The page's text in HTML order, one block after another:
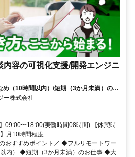
内容の可視化支援/開発エンジニ
め（10時間以内）/短期（3か月未満）のお
ご経験を活かして、更なるキャリアアップ
ー株式会社
09:00〜18:00(実働時間08時間) 【休憩時
月10時間程度
おすすめポイント／ ◆フルリモートワー
内） ◆短期（3か月未満）のお仕事 ◆大